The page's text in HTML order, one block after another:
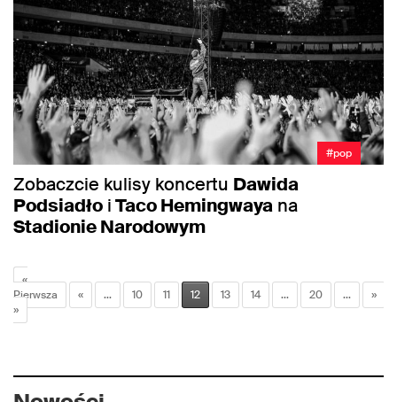
#pop
Zobaczcie kulisy koncertu Dawida
Podsiadło iTaco Hemingwaya na
Stadionie Narodowym
«
Pierwsza
« ... 10 11 12 13 14 ... 20 ...
»
»